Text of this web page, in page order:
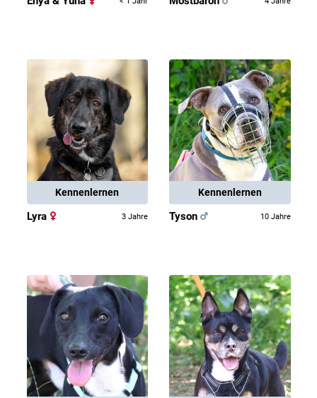
Kennenlernen
Lyra 3 Jahre
Kennenlernen
Tyson 10 Jahre